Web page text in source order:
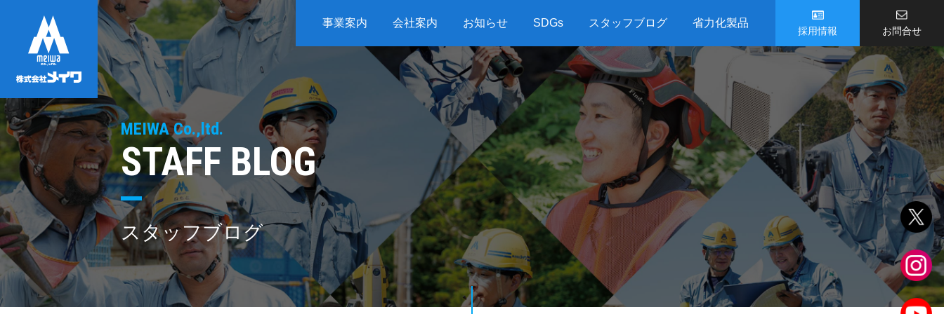
事業案内 会社案内 お知らせ SDGs スタッフブログ 省力化製品
採用情報 お問合せ
MEIWA Co.,ltd.
STAFF BLOG
スタッフブログ